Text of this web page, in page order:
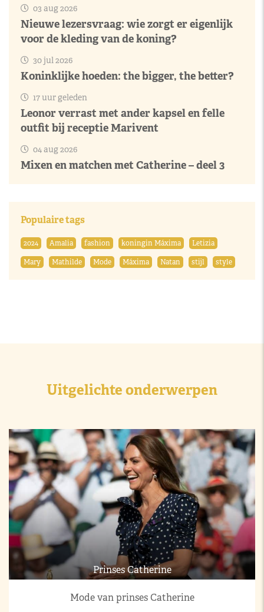
03 aug 2026
Nieuwe lezersvraag: wie zorgt er eigenlijk
voor de kleding van de koning?
30 jul 2026
Koninklijke hoeden: the bigger, the better?
17 uur geleden
Leonor verrast met ander kapsel en felle
outfit bij receptie Marivent
04 aug 2026
Mixen en matchen met Catherine – deel 3
Populaire tags
2024 Amalia fashion koningin Máxima
Letizia
Mary
Mathilde Mode Máxima Natan stijl style
Uitgelichte onderwerpen
Prinses Catherine
Mode van prinses Catherine